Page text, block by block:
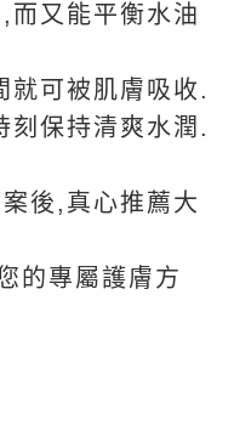
而又能平衡水油
就可被肌膚吸收.
刻保持清爽水潤.
後,真心推薦大
的專屬護膚方